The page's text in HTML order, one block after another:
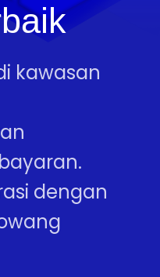
kawasan
dengan